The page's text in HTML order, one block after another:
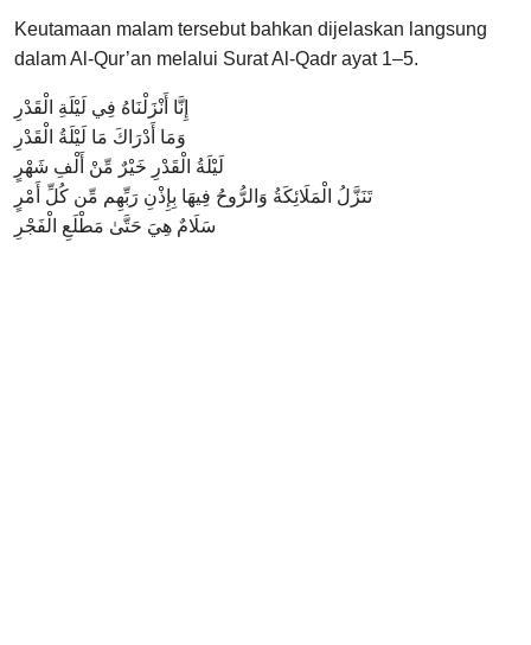
Keutamaan malam tersebut bahkan dijelaskan langsung
dalam Al-Qur’an melalui Surat Al-Qadr ayat 1–5.
إِنَّا أَنْزَلْنَاهُ فِي لَيْلَةِ الْقَدْرِ
وَمَا أَدْرَاكَ مَا لَيْلَةُ الْقَدْرِ
لَيْلَةُ الْقَدْرِ خَيْرٌ مِّنْ أَلْفِ شَهْرٍ
تَنَزَّلُ الْمَلَائِكَةُ وَالرُّوحُ فِيهَا بِإِذْنِ رَبِّهِم مِّن كُلِّ أَمْرٍ
سَلَامٌ هِيَ حَتَّىٰ مَطْلَعِ الْفَجْرِ